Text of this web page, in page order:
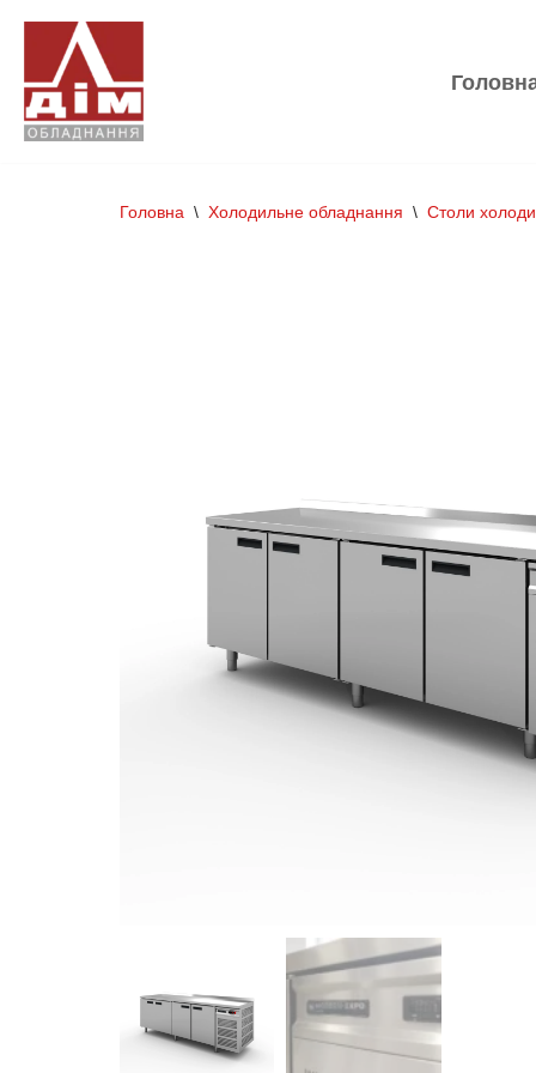
Перейти
до
вмісту
Головна \ Холодильне обладнання \ Столи